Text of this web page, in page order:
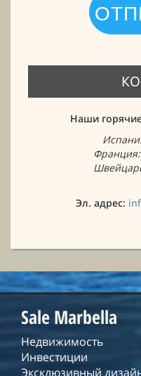
Наши
Франция:
Эл. адрес:
Sale Marbella
Недвижимость
Инвестиции
Эксклюзивный